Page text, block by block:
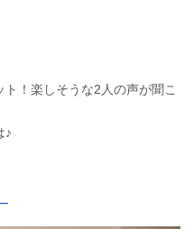
！楽しそうな2人の声が聞こ
♪